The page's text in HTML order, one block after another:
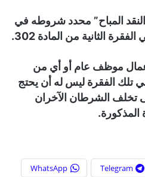
المباح” محدد شروطه في
الثانية من المادة 302.
موظف عام أو أي من
تلك الفقرة ليس له أن يحتج
تخلف الشرطان الآخران
المذكورة.
Telegram
WhatsApp